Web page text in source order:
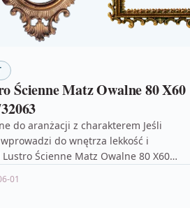
Ścienne Matz Owalne 80 X60
do aranżacji z charakterem Jeśli
do wnętrza lekkość i
Ścienne Matz Owalne 80 X60…
01